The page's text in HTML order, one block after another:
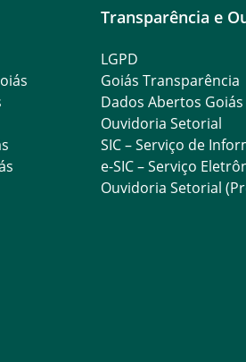
Transparência e
LGPD
Goiás Transparência
Dados Abertos Goiás
Ouvidoria Setorial
SIC – Serviço de
e-SIC – Serviço
Ouvidoria Setorial